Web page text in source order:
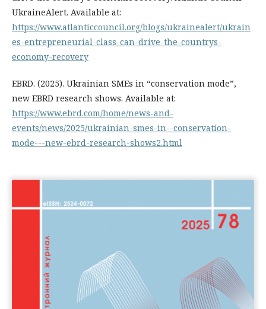
UkraineAlert. Available at:
https://www.atlanticcouncil.org/blogs/ukrainealert/ukrain
es-entrepreneurial-class-can-drive-the-countrys-
economy-recovery
EBRD. (2025). Ukrainian SMEs in “conservation mode”,
new EBRD research shows. Available at:
https://www.ebrd.com/home/news-and-
events/news/2025/ukrainian-smes-in--conservation-
mode---new-ebrd-research-shows2.html